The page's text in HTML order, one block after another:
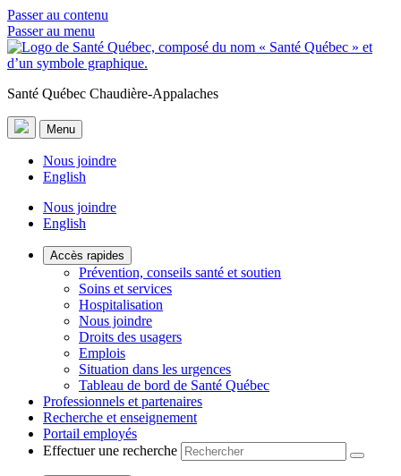
Passer au contenu
Passer au menu
Santé Québec Chaudière-Appalaches
Menu
Nous joindre
English
Nous joindre
English
Accès rapides
Prévention, conseils santé et soutien
Soins et services
Hospitalisation
Nous joindre
Droits des usagers
Emplois
Situation dans les urgences
Tableau de bord de Santé Québec
Professionnels et partenaires
Recherche et enseignement
Portail employés
Effectuer une recherche